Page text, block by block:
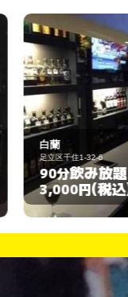
ブレスK
足立区東和2-9-7
60分飲
3,000円(